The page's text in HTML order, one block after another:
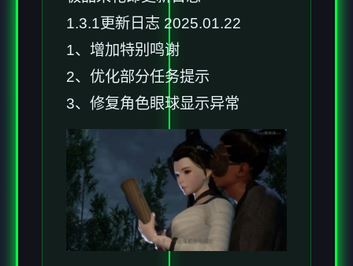
1.3.1更新日志 2025.01.22
1、增加特别鸣谢
2、优化部分任务提示
3、修复角色眼球显示异常